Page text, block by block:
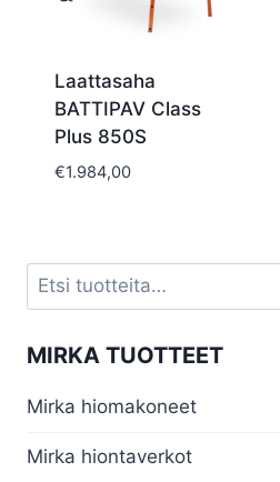
Laattasaha
BATTIPAV Class
Plus 850S
€1.984,00
Etsi:
MIRKA TUOTTEET
Mirka hiomakoneet
Mirka hiontaverkot